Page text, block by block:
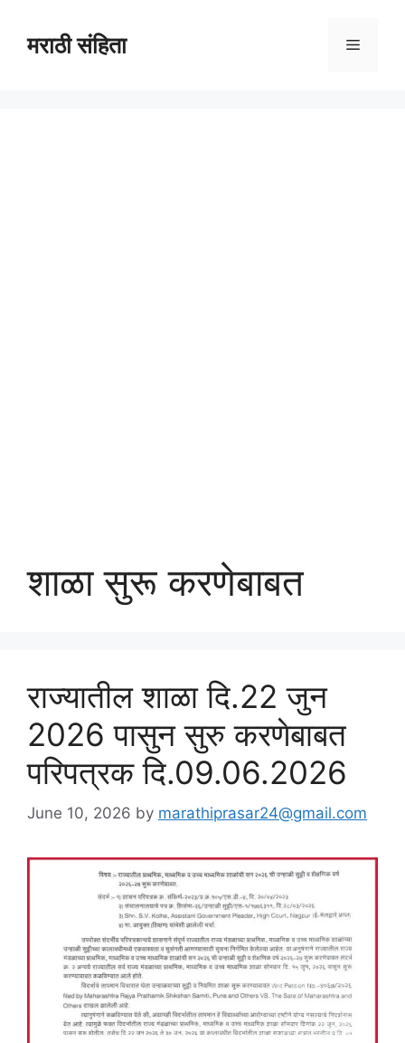
contentमराठी संहिता Menu
शाळा सुरू करणेबाबत
राज्यातील शाळा दि.22 जुन
2026 पासुन सुरु करणेबाबत
परिपत्रक दि.09.06.2026
June 10, 2026 by marathiprasar24@gmail.com